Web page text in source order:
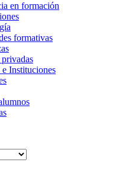
en formación
formativas
privadas
e Instituciones